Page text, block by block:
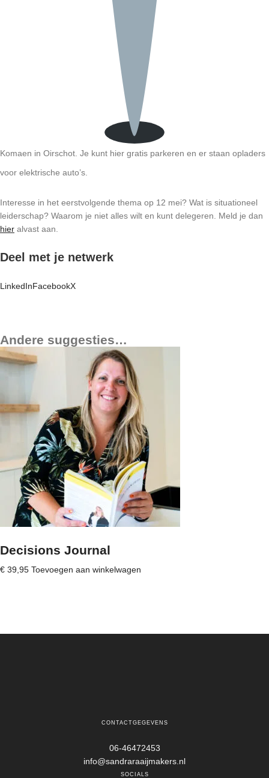
Komaen in Oirschot. Je kunt hier gratis parkeren en er staan opladers
voor elektrische auto’s.
Interesse in het eerstvolgende thema op 12 mei? Wat is situationeel
leiderschap? Waarom je niet alles wilt en kunt delegeren. Meld je dan
hier alvast aan.
Deel met je netwerk
LinkedInFacebookX
Andere suggesties…
Decisions Journal
€ 39,95 Toevoegen aan winkelwagen
CONTACTGEGEVENS
06-46472453
info@sandraraaijmakers.nl
SOCIALS